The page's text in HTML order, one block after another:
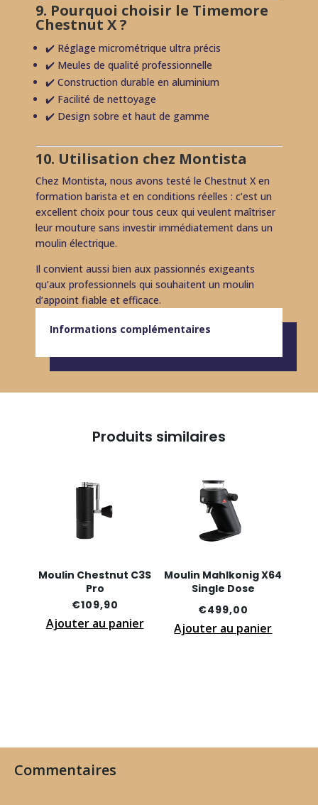
9. Pourquoi choisir le Timemore
Chestnut X ?
✔️ Réglage micrométrique ultra précis
✔️ Meules de qualité professionnelle
✔️ Construction durable en aluminium
✔️ Facilité de nettoyage
✔️ Design sobre et haut de gamme
10. Utilisation chez Montista
Chez Montista, nous avons testé le Chestnut X en
formation barista et en conditions réelles : c’est un
excellent choix pour tous ceux qui veulent maîtriser
leur mouture sans investir immédiatement dans un
moulin électrique.
Il convient aussi bien aux passionnés exigeants
qu’aux professionnels qui souhaitent un moulin
d’appoint fiable et efficace.
Informations complémentaires
Produits similaires
Moulin Chestnut C3S
Pro
€109,90
Ajouter au panier
Moulin Mahlkonig X64
Single Dose
€499,00
Ajouter au panier
Commentaires